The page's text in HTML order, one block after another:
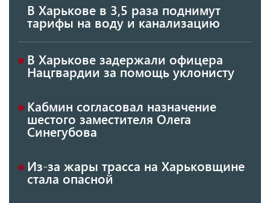
В Харькове в 3,5 раза поднимут
тарифы на воду и канализацию
В Харькове задержали офицера
Нацгвардии за помощь уклонисту
Кабмин согласовал назначение
шестого заместителя Олега
Синегубова
Из-за жары трасса на Харьковщине
стала опасной